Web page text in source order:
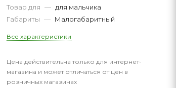
Товар для — для мальчика
Габариты — Малогабаритный
Все характеристики
Цена действительна только для интернет-
магазина и может отличаться от цен в
розничных магазинах